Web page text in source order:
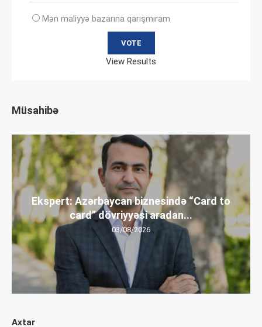
Axtar
Mən maliyyə bazarına qarışmıram
View Results
Müsahibə
Ekspert: Azərbaycan biznesində “Card to
card” dövriyyəsi aradan...
03/08/2026